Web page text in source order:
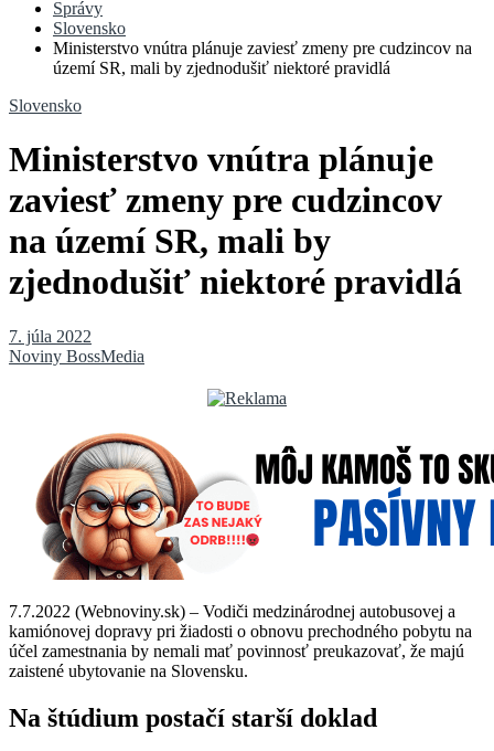
Správy
Slovensko
Ministerstvo vnútra plánuje zaviesť zmeny pre cudzincov na
území SR, mali by zjednodušiť niektoré pravidlá
Slovensko
Ministerstvo vnútra plánuje
zaviesť zmeny pre cudzincov
na území SR, mali by
zjednodušiť niektoré pravidlá
7. júla 2022
Noviny BossMedia
7.7.2022 (Webnoviny.sk) – Vodiči medzinárodnej autobusovej a
kamiónovej dopravy pri žiadosti o obnovu prechodného pobytu na
účel zamestnania by nemali mať povinnosť preukazovať, že majú
zaistené ubytovanie na Slovensku.
Na štúdium postačí starší doklad